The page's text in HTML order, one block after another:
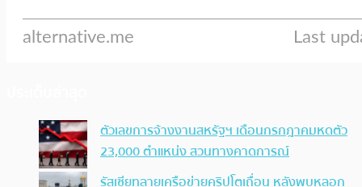
ตัวเลขการจ้างงานสหรัฐฯ เดือนกรกฎาคมหดตัว
23,000 ตำแหน่ง สวนทางคาดการณ์
รัสเซียทลายเครือข่ายคริปโตเถื่อน หลังพบหลอก